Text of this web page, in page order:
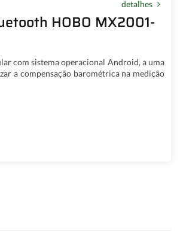
detalhes
HOBO MX2001-
com sistema operacional Android, a uma
a compensação barométrica na medição